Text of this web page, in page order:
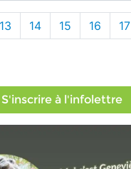
13 14 15 16 17
S'inscrire à l'infolettre